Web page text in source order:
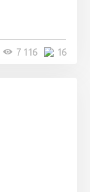
16
7 116